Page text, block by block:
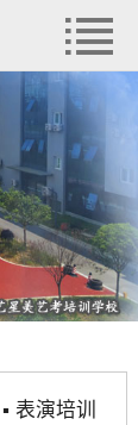
▪ 表演培训